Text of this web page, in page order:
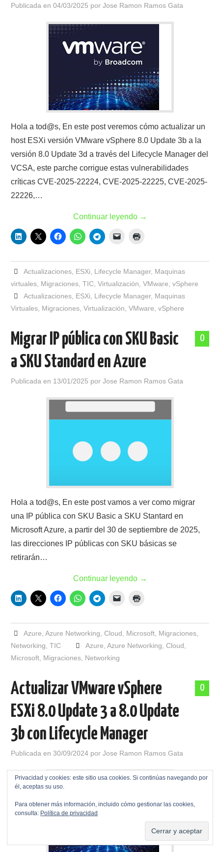
Publicada en04/03/2025 porJose Ramon Ramos Gata
Hola a tod@s, En este post veremos cómo actualizar un
host ESXi versión VMware vSphere 8.0 Update 3b a la
versión 8.0 Update 3d a través del Lifecycle Manager del
VCSA, este parche corrigue estas vulnerabilidades
críticas CVE-2025-22224, CVE-2025-22225, CVE-2025-
22226,…
Continuar leyendo →
Actualizaciones, ESXi Lifecycle Manager, Maquinas
virtuales Migraciones ,TIC ,Virtualización ,VMware ,vSphere
Actualizaciones, ESXi Lifecycle Manager, Maquinas
Virtuales Migraciones ,Virtualización ,VMware ,vSphere
0
Migrar IP pública con SKU Basic
a SKU Standard en Azure
Publicada en 13/01/2025 porJose Ramon Ramos Gata
Hola a tod@s, En este post vamos a ver como migrar
una IP pública con SKU Basic a SKU Stantard en
Microsoft Azure, a partir del 30 de septiembre de 2025,
las direcciones IP públicas con SKU básicas se
retirarán…
Continuar leyendo →
Azure Azure Networking Cloud Microsoft, Migraciones,
Networking ,TIC Azure Azure Networking Cloud
Microsoft Migraciones Networking
0
Actualizar VMware vSphere
ESXi 8.0 Update 3 a 8.0 Update
3b con Lifecycle Manager
Publicada en30/09/2024 porJose Ramon Ramos Gata
Privacidad y cookies: este sitio usa cookies. Si continúas navegando por
él, aceptas su uso.
Para obtener más información, incluido cómo gestionar las cookies,
consulta: Política de privacidad